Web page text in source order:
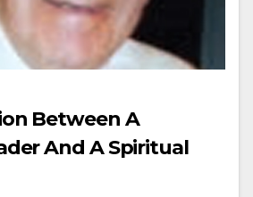
Between A
And A Spiritual